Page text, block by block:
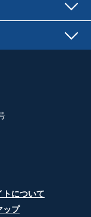
トについて
ップ